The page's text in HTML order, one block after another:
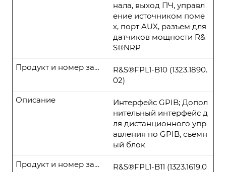
нала, выход ПЧ, управл
ение источником поме
х, порт AUX, разъем для
датчиков мощности R&
S®NRP
R&S®FPL1-B10 (1323.1890.
02)
Продукт и номер заказа
Интерфейс GPIB; Допол
нительный интерфейс д
ля дистанционного упр
авления по GPIB, съемн
ый блок
Описание
R&S®FPL1-B11 (1323.1619.0
Продукт и номер заказа